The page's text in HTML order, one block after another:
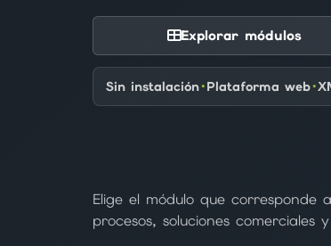
Explorar módulos
Sin instalación Plataforma web
Elige el módulo que
procesos, soluciones comerciales